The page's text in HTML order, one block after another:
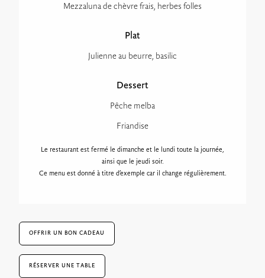
Mezzaluna de chèvre frais, herbes folles
Plat
Julienne au beurre, basilic
Dessert
Pêche melba
Friandise
Le restaurant est fermé le dimanche et le lundi toute la journée,
ainsi que le jeudi soir.
Ce menu est donné à titre d’exemple car il change régulièrement.
OFFRIR UN BON CADEAU
RÉSERVER UNE TABLE